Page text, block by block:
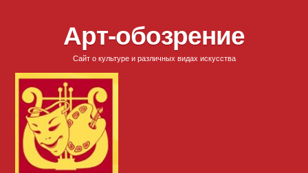
Арт-обозрение
Сайт о культуре и различных видах искусства